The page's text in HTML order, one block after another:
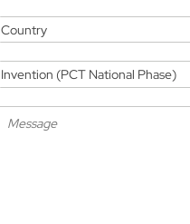
Country
Invention (PCT National Phase)